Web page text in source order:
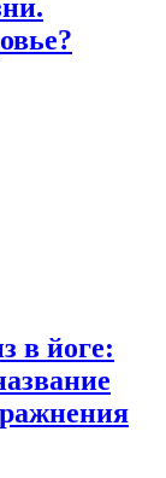
в йоге: